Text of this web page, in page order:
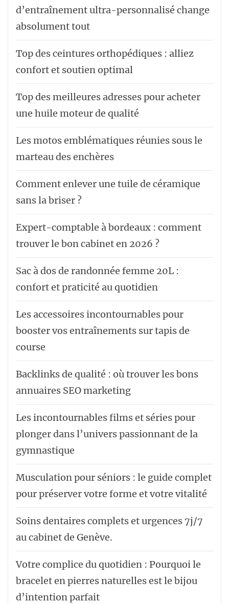
d’entraînement ultra-personnalisé change
absolument tout
Top des ceintures orthopédiques : alliez
confort et soutien optimal
Top des meilleures adresses pour acheter
une huile moteur de qualité
Les motos emblématiques réunies sous le
marteau des enchères
Comment enlever une tuile de céramique
sans la briser ?
Expert-comptable à bordeaux : comment
trouver le bon cabinet en 2026 ?
Sac à dos de randonnée femme 20L :
confort et praticité au quotidien
Les accessoires incontournables pour
booster vos entraînements sur tapis de
course
Backlinks de qualité : où trouver les bons
annuaires SEO marketing
Les incontournables films et séries pour
plonger dans l’univers passionnant de la
gymnastique
Musculation pour séniors : le guide complet
pour préserver votre forme et votre vitalité
Soins dentaires complets et urgences 7j/7
au cabinet de Genève.
Votre complice du quotidien : Pourquoi le
bracelet en pierres naturelles est le bijou
d’intention parfait